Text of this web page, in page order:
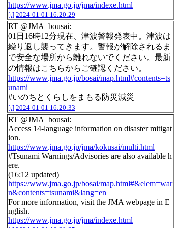
https://www.jma.go.jp/jma/indexe.html
[t] 2024-01-01 16:20:29
RT @JMA_bousai:
01日16時12分現在、津波警報発表中。津波は
繰り返し襲ってきます。警報が解除されるま
で安全な場所から離れないでください。最新
の情報はこちらからご確認ください。
https://www.jma.go.jp/bosai/map.html#contents=ts
unami
#いのちとくらしをまもる防災減災
[t] 2024-01-01 16:20:33
RT @JMA_bousai:
Access 14-language information on disaster mitigat
ion.
https://www.jma.go.jp/jma/kokusai/multi.html
#Tsunami Warnings/Advisories are also available h
ere.
(16:12 updated)
https://www.jma.go.jp/bosai/map.html#&elem=war
n&contents=tsunami&lang=en
For more information, visit the JMA webpage in E
nglish.
https://www.jma.go.jp/jma/indexe.html